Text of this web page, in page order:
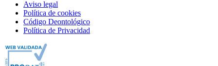
Aviso legal
Política de cookies
Código Deontológico
Política de Privacidad